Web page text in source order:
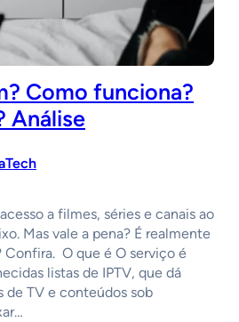
Como funciona?
Análise
a filmes, séries e canais ao
Mas vale a pena? É realmente
Confira. O que é O serviço é
listas de IPTV, que dá
de TV e conteúdos sob